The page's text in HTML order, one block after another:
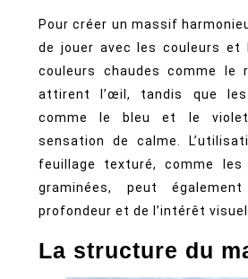
Pour créer un massif
de jouer avec les couleurs et
couleurs chaudes comme le
attirent l’œil, tandis que
comme le bleu et le
sensation de calme.
feuillage texturé, comme
graminées, peut
profondeur et de l’intérêt
La structure du